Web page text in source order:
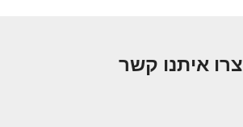
צרו איתנו קשר